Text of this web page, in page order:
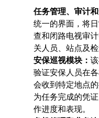
任务管理、审计
统一的界面，将
查和闭路电视审
关人员、站点及
安保巡视模块：
验证安保人员在
会收到特定地点
为任务完成的凭
作进度和表现。